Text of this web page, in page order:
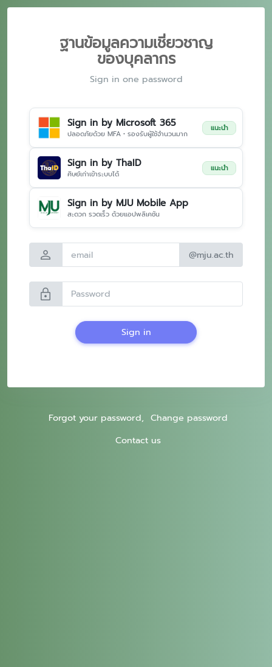
ฐานข้อมูลความเชี่ยวชาญ
ของบุคลากร
Sign in one password
Sign in by Microsoft 365
ปลอดภัยด้วย MFA • รองรับผู้ใช้จำนวนมาก
แนะนำ
Sign in by ThaID
ศิษย์เก่าเข้าระบบได้
แนะนำ
Sign in by MJU Mobile App
สะดวก รวดเร็ว ด้วยแอปพลิเคชัน
person @mju.ac.th
lock
Sign in
Forgot your password, Change password
Contact us